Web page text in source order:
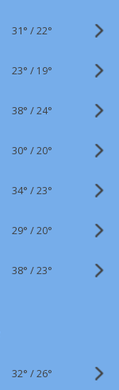
31° /22°
23° / 19°
38° /24°
30° /20°
34° /23°
29° /20°
38° /23°
32° /26°